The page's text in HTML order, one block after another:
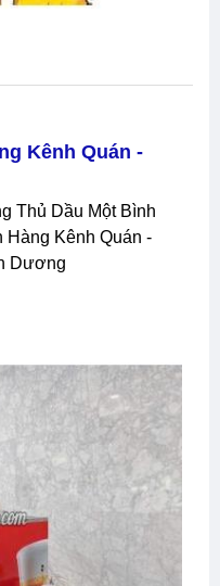
Kênh Quán -